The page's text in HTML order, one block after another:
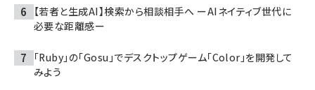
【若者と生成AI】検索から相談相手へ ーAIネイティブ世代に
必要な距離感ー
「Ruby」の「Gosu」でデスクトップゲーム「Color」を開発して
みよう